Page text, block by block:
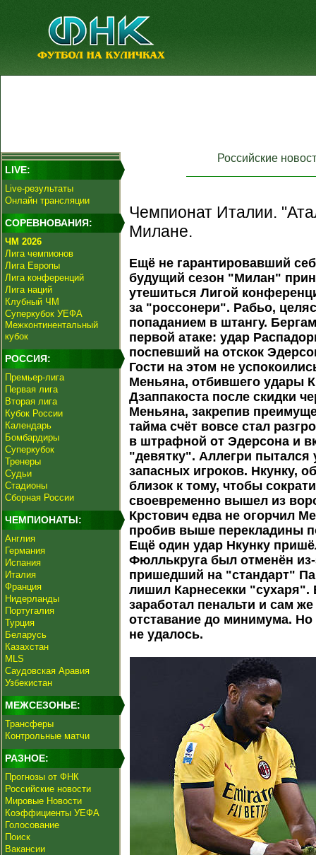
LIVE:
Live-результаты
Онлайн трансляции
СОРЕВНОВАНИЯ:
ЧМ 2026
Лига чемпионов
Лига Европы
Лига конференций
Лига наций
Клубный ЧМ
Суперкубок УЕФА
Межконтинентальный
кубок
РОССИЯ:
Премьер-лига
Первая лига
Вторая лига
Кубок России
Календарь
Бомбардиры
Суперкубок
Тренеры
Судьи
Стадионы
Сборная России
ЧЕМПИОНАТЫ:
Англия
Германия
Испания
Италия
Франция
Нидерланды
Португалия
Турция
Беларусь
Казахстан
MLS
Саудовская Аравия
Узбекистан
МЕЖСЕЗОНЬЕ:
Трансферы
Контрольные матчи
РАЗНОЕ:
Прогнозы от ФНК
Российские новости
Мировые Новости
Коэффициенты УЕФА
Голосование
Поиск
Вакансии
Российские
Чемпионат Италии.
Милане.
Ещё не гарантировавший
будущий сезон "Милан"
утешиться Лигой
за "россонери". Рабьо,
попаданием в штангу.
первой атаке: удар
поспевший на отскок
Гости на этом не
Меньяна, отбившего удары
Дзаппакоста после скидки
Меньяна, закрепив
тайма счёт вовсе стал
в штрафной от Эдерсона и
"девятку". Аллегри
запасных игроков. Нкунку,
близок к тому, чтобы
своевременно вышел из
Крстович едва не огорчил
пробив выше перекладины
Ещё один удар Нкунку
Фюллькруга был отменён
пришедший на "стандарт"
лишил Карнесекки
заработал пенальти и сам
отставание до минимума.
не удалось.